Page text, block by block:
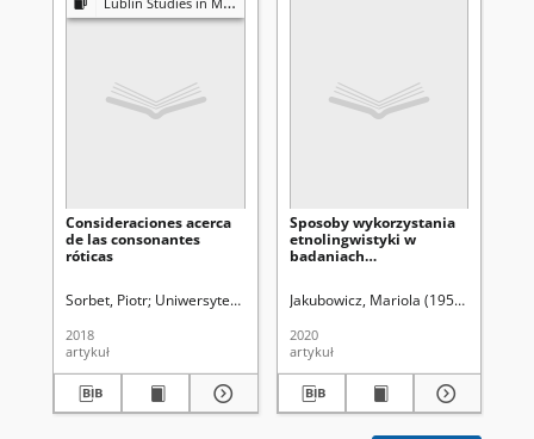
Consideraciones acerca
de las consonantes
róticas
Sorbet, Piotr Uniwersytet Marii Curie-Skłodowskiej (Lublin). Wydział
2018
artykuł
Sposoby wykorzystania
etnolingwistyki w
badaniach
Jakubowicz, Mariola (1959- ).
2020
artykuł